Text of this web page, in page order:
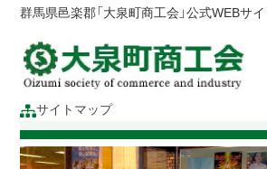
群馬県邑楽郡「大泉町商工会」公式WEBサ
サイトマップ